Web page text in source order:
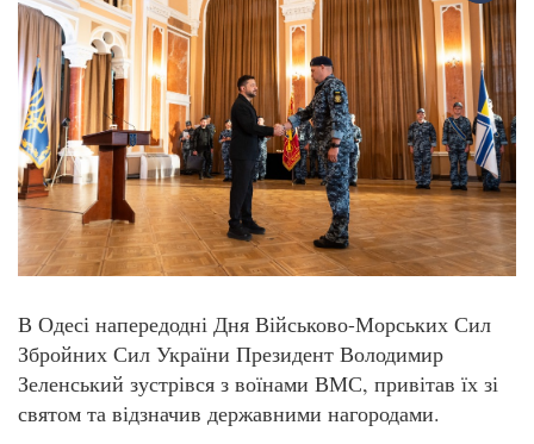
В Одесі напередодні Дня Військово-Морських Сил
Збройних Сил України Президент Володимир
Зеленський зустрівся з воїнами ВМС, привітав їх зі
святом та відзначив державними нагородами.